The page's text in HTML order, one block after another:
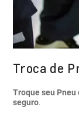
Troca de
Troque seu
seguro.